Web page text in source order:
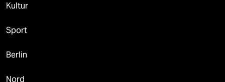
Kultur
Sport
Berlin
Nord